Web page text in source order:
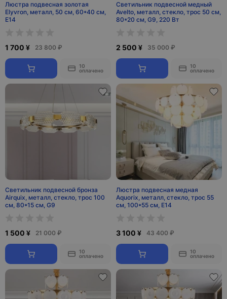
Люстра подвесная золотая
Elyvron, металл, 50 см, 60*40 см,
Е14
1 700 ¥ 23 800 ₽
10
оплачено
Светильник подвесной медный
Avelto, металл, стекло, трос 50 см,
80*20 см, G9, 220 Вт
2 500 ¥ 35 000 ₽
10
оплачено
Светильник подвесной бронза
Airquix, металл, стекло, трос 100
см, 80*15 см, G9
1 500 ¥ 21 000 ₽
10
оплачено
Люстра подвесная медная
Aquorix, металл, стекло, трос 55
см, 100*55 см, Е14
3 100 ¥ 43 400 ₽
10
оплачено